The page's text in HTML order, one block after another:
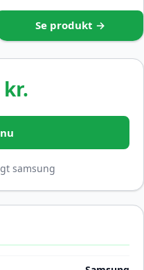
Se produkt →
kr.
samsung